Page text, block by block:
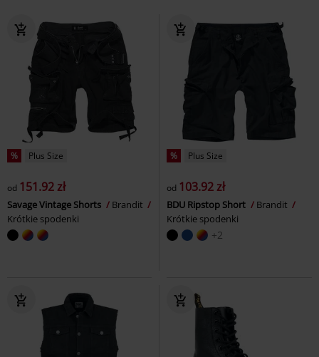
% Plus Size
od 151.92 zł
Savage Vintage Shorts
Brandit
Krótkie spodenki
% Plus Size
od 103.92 zł
BDU Ripstop Short
Brandit
Krótkie spodenki
+2